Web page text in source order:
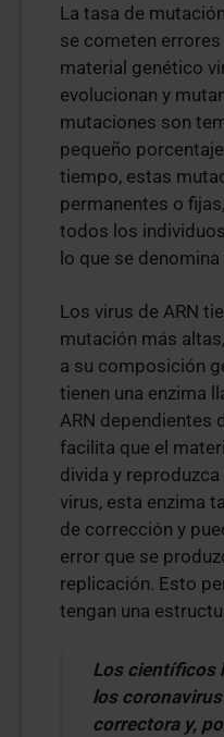
La tasa de
se cometen
material genético
evolucionan y
mutaciones son
pequeño
tiempo, estas
permanentes o
todos los
lo que se
Los virus de ARN
mutación más
a su composición
tienen una enzima
ARN dependientes
facilita que el
divida y
virus, esta enzima
de corrección y
error que se
replicación. Esto
tengan una
Los científicos
los
correctora y,